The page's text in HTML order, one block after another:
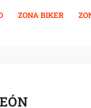
ZONA BIKER